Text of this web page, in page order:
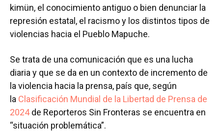
kimün, el conocimiento antiguo o bien denunciar la
represión estatal, el racismo y los distintos tipos de
violencias hacia el Pueblo Mapuche.
Se trata de una comunicación que es una lucha
diaria y que se da en un contexto de incremento de
la violencia hacia la prensa, país que, según
la Clasificación Mundial de la Libertad de Prensa de
2024de Reporteros Sin Fronteras se encuentra en
“situación problemática”.